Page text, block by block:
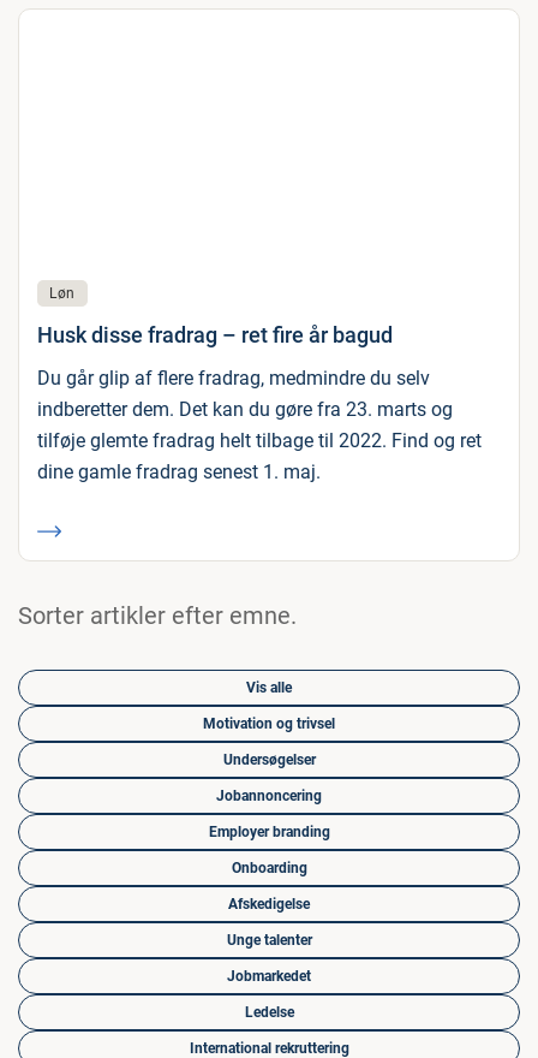
Løn
Husk disse fradrag – ret fire år bagud
Du går glip af flere fradrag, medmindre du selv
indberetter dem. Det kan du gøre fra 23. marts og
tilføje glemte fradrag helt tilbage til 2022. Find og ret
dine gamle fradrag senest 1. maj.
Sorter artikler efter emne.
Vis alle
Motivation og trivsel
Undersøgelser
Jobannoncering
Employer branding
Onboarding
Afskedigelse
Unge talenter
Jobmarkedet
Ledelse
International rekruttering